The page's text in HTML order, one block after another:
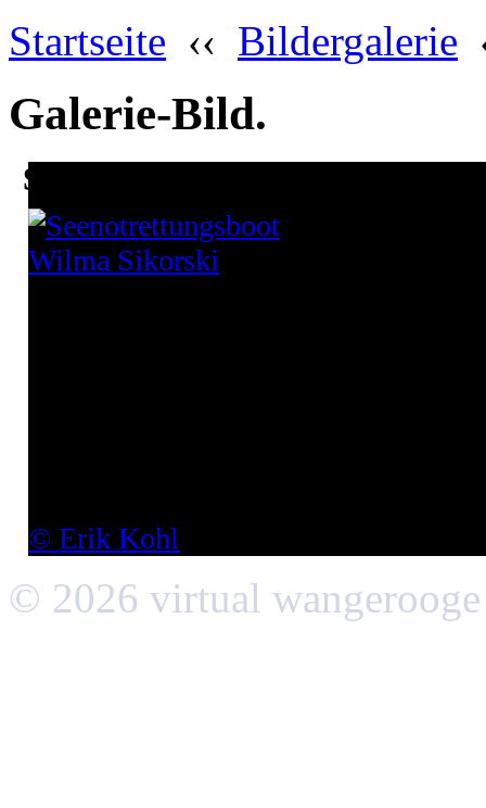
Startseite ‹‹ Bildergalerie
Galerie-Bild.
Seenotrettungsboot Wilma
© Erik Kohl
© 2026 virtual wangerooge